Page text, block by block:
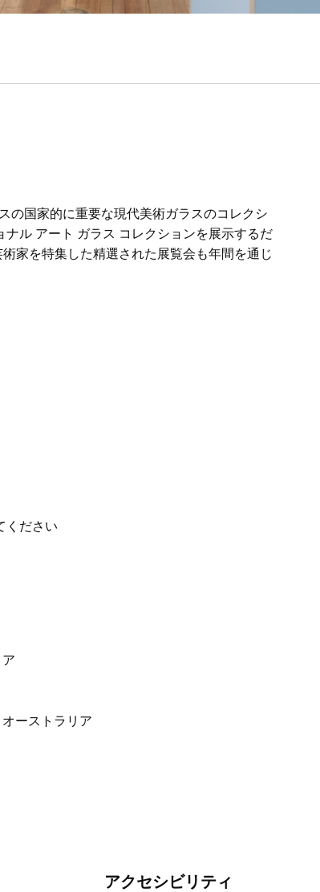
の国家的に重要な現代美術ガラスのコレクシ
ル アート ガラス コレクションを展示するだ
家を特集した精選された展覧会も年間を通じ
ください
アクセシビリティ